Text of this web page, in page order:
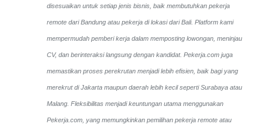
disesuaikan untuk setiap jenis bisnis, baik membutuhkan pekerja
remote dari Bandung atau pekerja di lokasi dari Bali. Platform kami
mempermudah pemberi kerja dalam memposting lowongan, meninjau
CV, dan berinteraksi langsung dengan kandidat. Pekerja.com juga
memastikan proses perekrutan menjadi lebih efisien, baik bagi yang
merekrut di Jakarta maupun daerah lebih kecil seperti Surabaya atau
Malang. Fleksibilitas menjadi keuntungan utama menggunakan
Pekerja.com, yang memungkinkan pemilihan pekerja remote atau